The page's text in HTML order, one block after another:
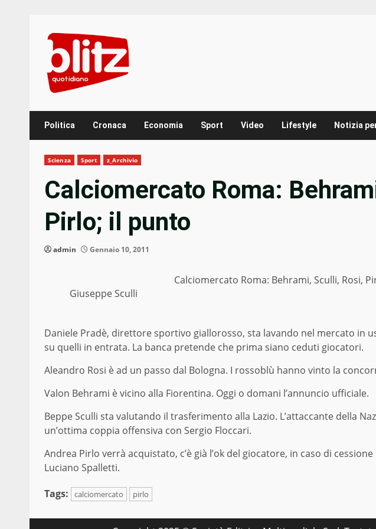
content
Politica Cronaca Economia Sport Video Lifestyle Notizia
Scienza Sport z_Archivio
Calciomercato Roma:
Pirlo; il punto
admin Gennaio 10, 2011
Giuseppe Sculli
Calciomercato Roma: Behrami, Sculli, Rosi,
Daniele Pradè, direttore sportivo giallorosso, sta lavando nel mercato in
su quelli in entrata. La banca pretende che prima siano ceduti giocatori.
Aleandro Rosi è ad un passo dal Bologna. I rossoblù hanno vinto la
Valon Behrami è vicino alla Fiorentina. Oggi o domani l’annuncio ufficiale.
Beppe Sculli sta valutando il trasferimento alla Lazio. L’attaccante della
un’ottima coppia offensiva con Sergio Floccari.
Andrea Pirlo verrà acquistato, c’è già l’ok del giocatore, in caso di
Luciano Spalletti.
Tags:
calciomercato pirlo